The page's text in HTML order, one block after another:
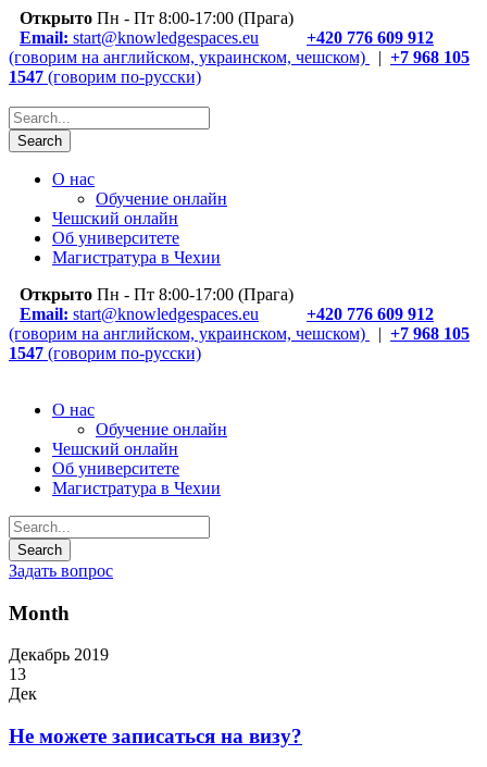
Открыто Пн - Пт 8:00-17:00 (Прага)
Email: start@knowledgespaces.eu
+420 776 609 912
(говорим на английском, украинском, чешском)
| +7 968 105
1547 (говорим по-русски)
О нас
Обучение онлайн
Чешский онлайн
Об университете
Магистратура в Чехии
Открыто Пн - Пт 8:00-17:00 (Прага)
Email: start@knowledgespaces.eu
+420 776 609 912
(говорим на английском, украинском, чешском)
| +7 968 105
1547 (говорим по-русски)
О нас
Обучение онлайн
Чешский онлайн
Об университете
Магистратура в Чехии
Задать вопрос
Month
Декабрь 2019
13
Дек
Не можете записаться на визу?